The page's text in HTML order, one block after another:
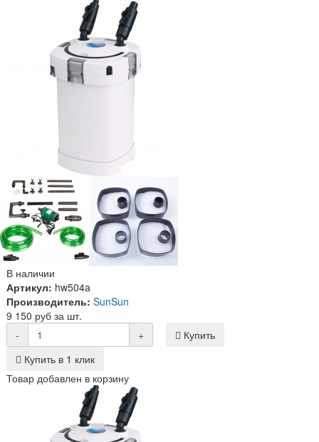
В наличии
Артикул: hw504a
Производитель: SunSun
9 150 руб за шт.
-
+
Купить
Купить в 1 клик
Товар добавлен в корзину